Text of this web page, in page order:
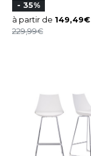
- 35%
à partir de 149,49
229,99